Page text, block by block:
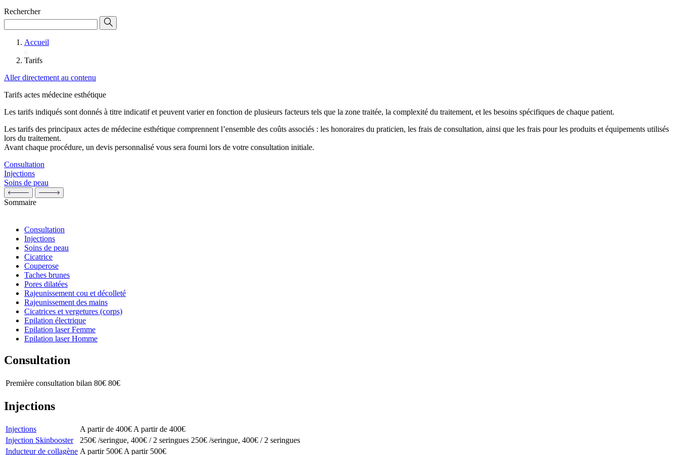
Rechercher
Accueil
Tarifs
Aller directement au contenu
Tarifs actes médecine esthétique
Les tarifs indiqués sont donnés à titre indicatif et peuvent varier en fonction de plusieurs facteurs tels que la zone traitée, la complexité du traitement, et les besoins spécifiques de chaque patient.
Les tarifs des principaux actes de médecine esthétique comprennent l’ensemble des coûts associés : les honoraires du praticien, les frais de consultation, ainsi que les frais pour les produits et équipements utilisés
lors du traitement.
Avant chaque procédure, un devis personnalisé vous sera fourni lors de votre consultation initiale.
Consultation
Injections
Soins de peau
Sommaire
Consultation
Injections
Soins de peau
Cicatrice
Couperose
Taches brunes
Pores dilatées
Rajeunissement cou et décolleté
Rajeunissement des mains
Cicatrices et vergetures (corps)
Epilation électrique
Epilation laser Femme
Epilation laser Homme
Consultation
Première consultation bilan 80€ 80€
Injections
Injections A partir de 400€ A partir de 400€
Injection Skinbooster
250€ /seringue, 400€ / 2 seringues 250€ /seringue, 400€ / 2 seringues
Inducteur de collagène A partir 500€ A partir 500€